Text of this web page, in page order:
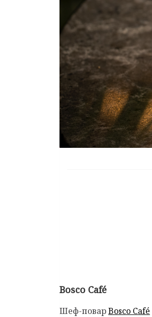
Bosco Café
Шеф-поварBosco Café